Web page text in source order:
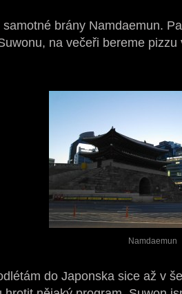
brány Namdaemun.
na večeři bereme
Namdaemun
do Japonska sice až v